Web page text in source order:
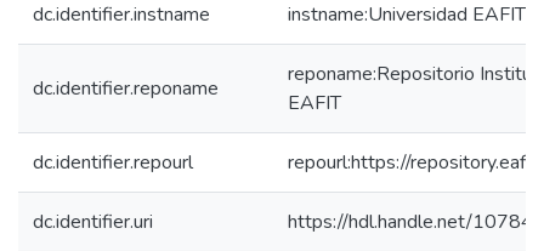
dc.identifier.instname instname:Universidad EAFIT
dc.identifier.reponame
reponame:Repositorio
EAFIT
dc.identifier.repourl repourl:https://
dc.identifier.uri https://hdl.handle.net/